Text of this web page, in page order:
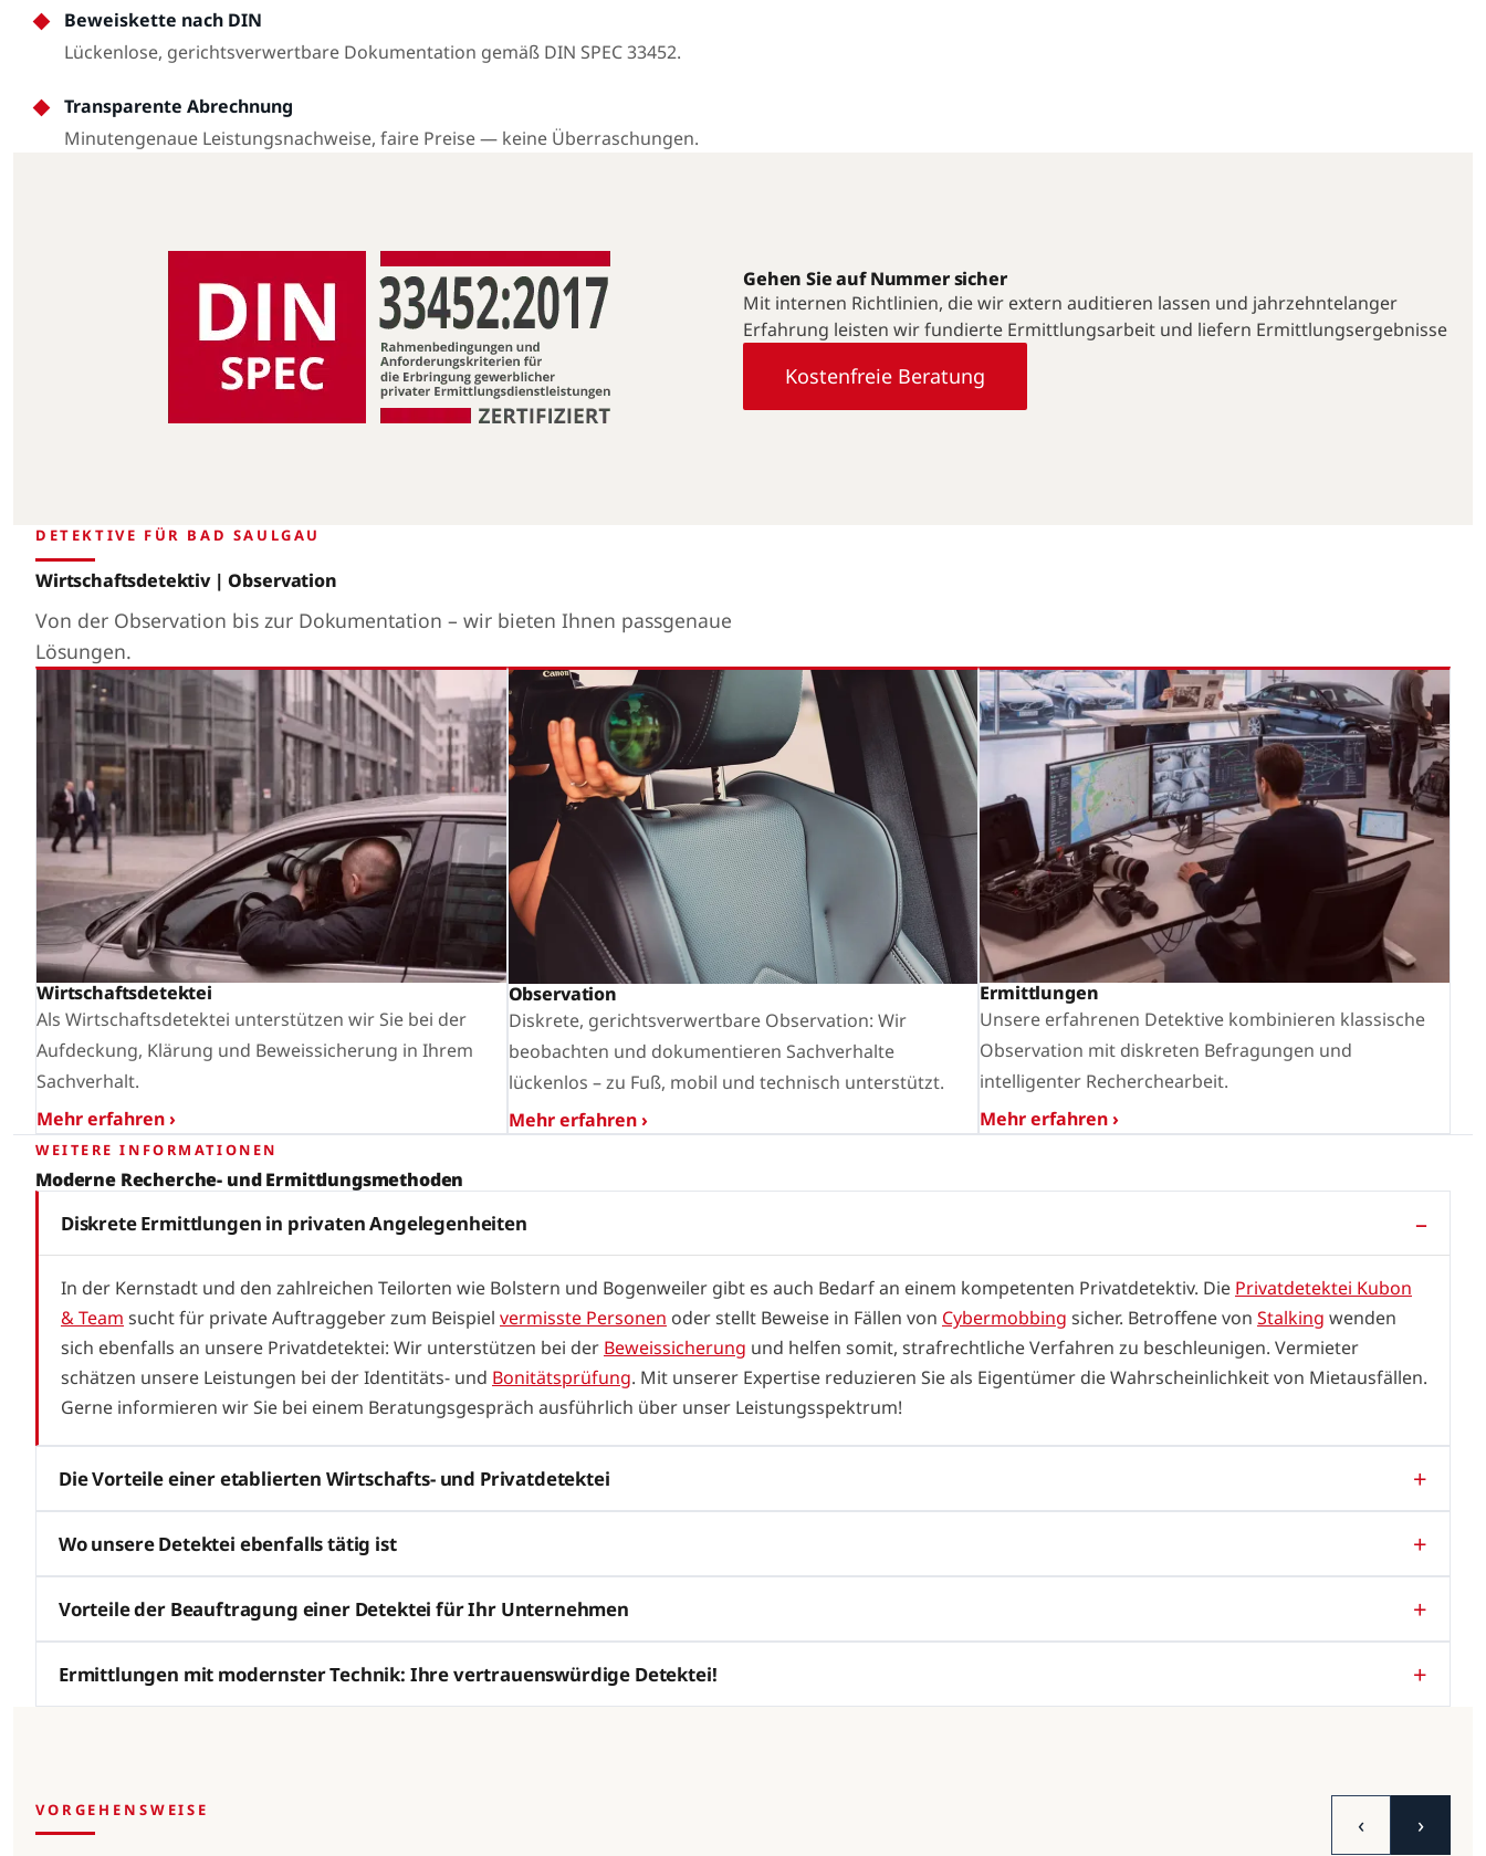
Beweiskette nach DIN
Lückenlose, gerichtsverwertbare Dokumentation gemäß DIN SPEC 33452.
Transparente Abrechnung
Minutengenaue Leistungsnachweise, faire Preise — keine Überraschungen.
Gehen Sie auf Nummer sicher
Mit internen Richtlinien, die wir extern auditieren lassen und jahrzehntelanger
Erfahrung leisten wir fundierte Ermittlungsarbeit und liefern Ermittlungsergebnisse
Kostenfreie Beratung
DETEKTIVE FÜR BAD SAULGAU
Wirtschaftsdetektiv | Observation
Von der Observation bis zur Dokumentation – wir bieten Ihnen passgenaue
Lösungen.
Wirtschaftsdetektei
Als Wirtschaftsdetektei unterstützen wir Sie bei der
Aufdeckung, Klärung und Beweissicherung in Ihrem
Sachverhalt.
Mehr erfahren ›
Observation
Diskrete, gerichtsverwertbare Observation: Wir
beobachten und dokumentieren Sachverhalte
lückenlos – zu Fuß, mobil und technisch unterstützt.
Mehr erfahren ›
Ermittlungen
Unsere erfahrenen Detektive kombinieren klassische
Observation mit diskreten Befragungen und
intelligenter Recherchearbeit.
Mehr erfahren ›
WEITERE INFORMATIONEN
Moderne Recherche- und Ermittlungsmethoden
Diskrete Ermittlungen in privaten Angelegenheiten
In der Kernstadt und den zahlreichen Teilorten wie Bolstern und Bogenweiler gibt es auch Bedarf an einem kompetenten Privatdetektiv. Die Privatdetektei Kubon
& Team sucht für private Auftraggeber zum Beispiel vermisste Personen oder stellt Beweise in Fällen von Cybermobbing sicher. Betroffene von Stalking wenden
sich ebenfalls an unsere Privatdetektei: Wir unterstützen bei der Beweissicherung und helfen somit, strafrechtliche Verfahren zu beschleunigen. Vermieter
schätzen unsere Leistungen bei der Identitäts- und Bonitätsprüfung. Mit unserer Expertise reduzieren Sie als Eigentümer die Wahrscheinlichkeit von Mietausfällen.
Gerne informieren wir Sie bei einem Beratungsgespräch ausführlich über unser Leistungsspektrum!
Die Vorteile einer etablierten Wirtschafts- und Privatdetektei
Wo unsere Detektei ebenfalls tätig ist
Vorteile der Beauftragung einer Detektei für Ihr Unternehmen
Ermittlungen mit modernster Technik: Ihre vertrauenswürdige Detektei!
VORGEHENSWEISE ‹ ›